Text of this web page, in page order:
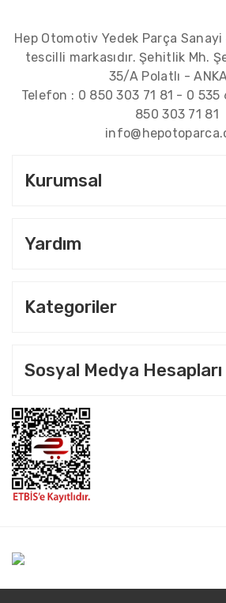
Hep Otomotiv Yedek Parça
tescilli markasıdır. Şehitlik Mh.
35/A Polatlı -
Telefon : 0 850 303 71 81 - 0 535
850 303 71 81
Kurumsal
Yardım
Kategoriler
Sosyal Medya Hesapları